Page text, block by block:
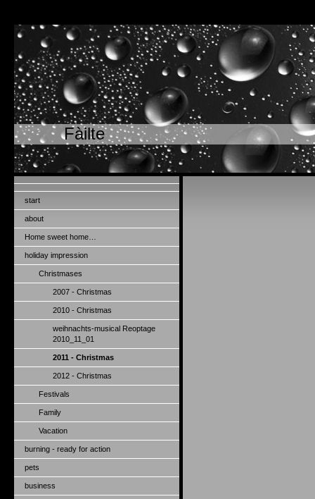
Fàilte
start
about
Home sweet home…
holiday impression
Christmases
2007 - Christmas
2010 - Christmas
weihnachts-musical Reoptage
2010_11_01
2011 - Christmas
2012 - Christmas
Festivals
Family
Vacation
burning - ready for action
pets
business